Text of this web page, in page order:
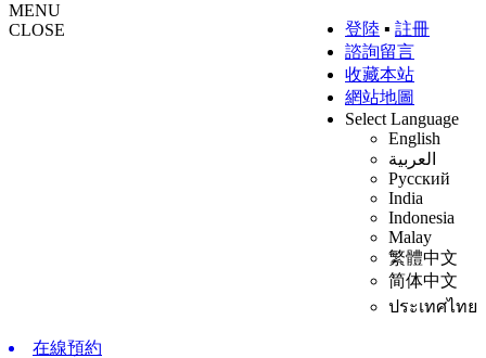
登陸 ▪ 註冊
諮詢留言
收藏本站
網站地圖
Select Language
English
العربية
Русский
India
Indonesia
Malay
繁體中文
简体中文
ประเทศไทย
MENU
CLOSE
在線預約